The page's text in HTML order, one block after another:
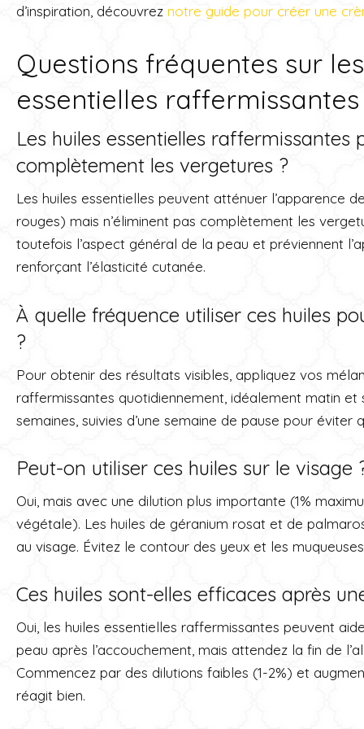
d’inspiration, découvrez notre guide pour créer une
Questions fréquentes sur
essentielles raffermissantes
Les huiles essentielles raffermissantes
complètement les vergetures ?
Les huiles essentielles peuvent atténuer l’apparence
rouges) mais n’éliminent pas complètement les
toutefois l’aspect général de la peau et préviennent
renforçant l’élasticité cutanée.
À quelle fréquence utiliser ces huiles
?
Pour obtenir des résultats visibles, appliquez vos
raffermissantes quotidiennement, idéalement matin et
semaines, suivies d’une semaine de pause pour éviter
Peut-on utiliser ces huiles sur le visage
Oui, mais avec une dilution plus importante (1%
végétale). Les huiles de géranium rosat et de
au visage. Évitez le contour des yeux et les
Ces huiles sont-elles efficaces après
Oui, les huiles essentielles raffermissantes peuvent
peau après l’accouchement, mais attendez la fin de
Commencez par des dilutions faibles (1-2%) et
réagit bien.